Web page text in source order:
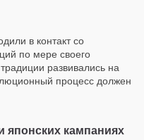
в контакт со
по мере своего
развивались на
процесс должен
японских кампаниях